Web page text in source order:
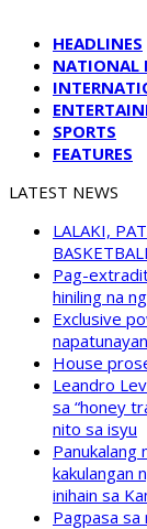
HEADLINES
NATIONAL
SPORTS
FEATURES
LATEST NEWS
LALAKI,
Pag-
hiniling na
Exclusive
House
Leandro
sa “honey
nito sa isyu
Panukalang
kakulangan
inihain sa
Pagpasa sa